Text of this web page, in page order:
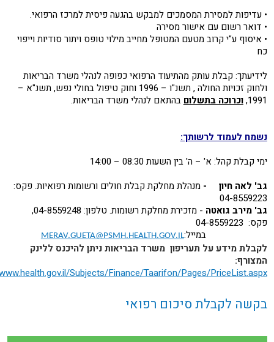
• עדיפות למסירת המסמכים למבקש בהגעה פיסית למרכז הרפואי.
• דואר רשום עם אישור מסירה
• איסוף ע"י קרוב מטעם המטופל מחייב מילוי טופס ויתור סודיות וייפוי
כח
לידיעתך: קבלת עותק מהתיעוד הרפואי כפופה לנהלי משרד הבריאות
ולחוק זכויות החולה , תשנ"ו – 1996 וחוק טיפול בחולי נפש, תשנ"א –
1991, וכרוכה בתשלום בהתאם לנהלי משרד הבריאות.
נשמח לעמוד לרשותך:
ימי קבלת קהל: א' – ה' בין השעות 08:30 – 14:00
גב' לאה חיון - מנהלת מחלקת קבלת חולים ורשומות רפואיות. פקס:
04-8559223
גב' מירב גואטה
- מזכירת מחלקת רשומות. טלפון: 04-8559248,
פקס: 04-8559223
במייל:MERAV.GUETA@PSMH.HEALTH.GOV.IL
לקבלת מידע על תעריפון משרד הבריאות ניתן להיכנס ללינק
המצורף:
Subjects/Finance/Taarifon/Pages/PriceList.aspx
בקשה לקבלת סיכום רפואי